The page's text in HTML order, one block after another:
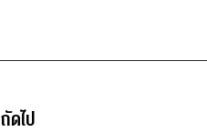
ถัดไป